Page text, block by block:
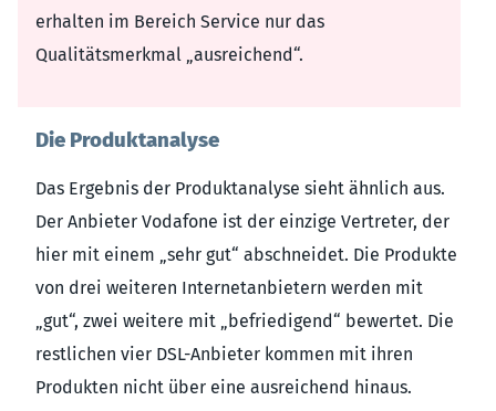
erhalten im Bereich Service nur das
Qualitätsmerkmal „ausreichend“.
Die Produktanalyse
Das Ergebnis der Produktanalyse sieht ähnlich aus.
Der Anbieter Vodafone ist der einzige Vertreter, der
hier mit einem „sehr gut“ abschneidet. Die Produkte
von drei weiteren Internetanbietern werden mit
„gut“, zwei weitere mit „befriedigend“ bewertet. Die
restlichen vier DSL-Anbieter kommen mit ihren
Produkten nicht über eine ausreichend hinaus.